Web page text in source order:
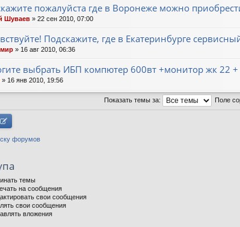
пожалуйста где в Воронеже можно
Шуваев » 22 сен 2010, 07:00
Подскажите, где в Екатеринбурге
» 16 авг 2010, 06:36
выбрать ИБП компютер 600вт +монитор жк 22
» 16 янв 2010, 19:56
Показать темы за: Поле
форумов
темы
на сообщения
свои сообщения
свои сообщения
вложения